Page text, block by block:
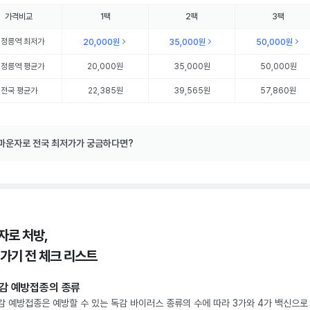
가격비교 1팩 2팩 3팩
릉역최저가 20,000원 35,000원 50,000원
릉역평균가 20,000원 35,000원 50,000원
전국 평균가 22,385원 39,565원 57,860원
운자로 전국 최저가가 궁금하다면?
로 처방,
기 전 체크 리스트
예방접종의 종류
예방접종은 예방할 수 있는 독감 바이러스 종류의 수에 따라 3가와 4가 백신으로